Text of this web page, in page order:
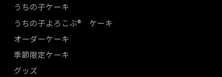
2023年06月
2023年05月
2023年04月
2023年03月
2023年02月
うちの子ケーキ
うちの子よろこぶ® ケーキ
オーダーケーキ
季節限定ケーキ
グッズ